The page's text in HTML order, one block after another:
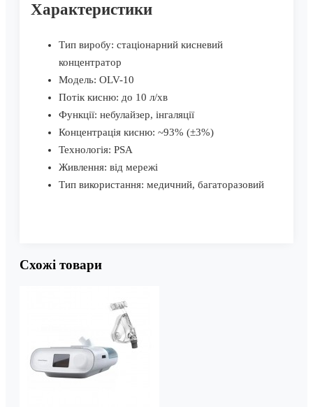
Характеристики
Тип виробу: стаціонарний кисневий
концентратор
Модель: OLV-10
Потік кисню: до 10 л/хв
Функції: небулайзер, інгаляції
Концентрація кисню: ~93% (±3%)
Технологія: PSA
Живлення: від мережі
Тип використання: медичний, багаторазовий
Схожі товари